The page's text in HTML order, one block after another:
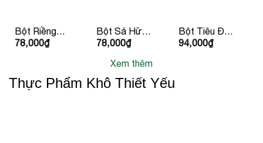
Bột Riềng
Hữu Cơ 25g
78,000₫
Bột Sả Hữu
Cơ 30g
78,000₫
Bột Tiêu Đen
Hữu Cơ 30g
94,000₫
Xem thêm
Thực Phẩm Khô Thiết Yếu